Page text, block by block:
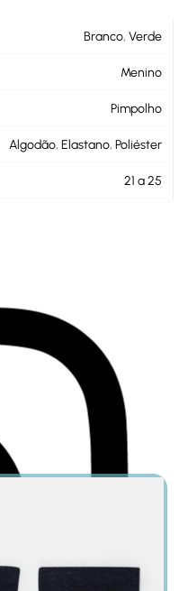
Branco,Verde
Menino
Pimpolho
Algodão,Elastano,Poliéster
21 a 25